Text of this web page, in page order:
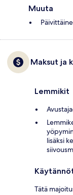
Muuta
Maksut ja
Lemmikit
lisäksi
Tätä